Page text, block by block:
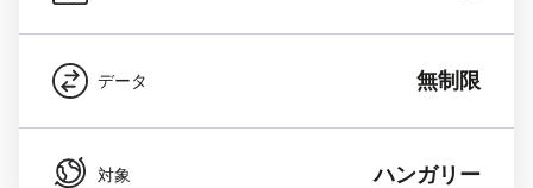
データ 無制限
対象 ハンガリー